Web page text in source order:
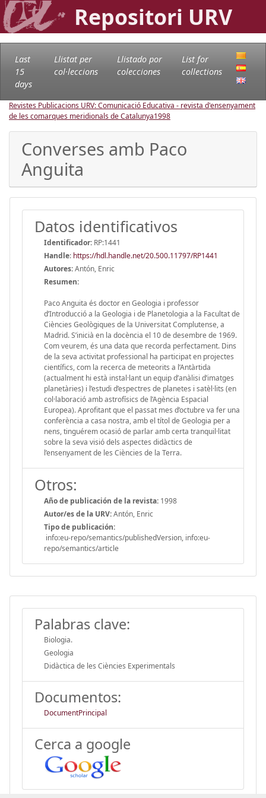
Repositori URV
Last
15
days
Llistat per
col·leccions
Llistado por
colecciones
List for
collections
Revistes Publicacions URV: Comunicació Educativa - revista d'ensenyament
de les comarques meridionals de Catalunya1998
Converses amb Paco
Anguita
Datos identificativos
Identificador: RP:1441
Handle: https://hdl.handle.net/20.500.11797/RP1441
Autores:Antón, Enric
Resumen:
Paco Anguita és doctor en Geologia i professor
d’Introducció a la Geologia i de Planetologia a la Facultat de
Ciències Geològiques de la Universitat Complutense, a
Madrid. S’inicià en la docència el 10 de desembre de 1969.
Com veurem, és una data que recorda perfectament. Dins
de la seva activitat professional ha participat en projectes
científics, com la recerca de meteorits a l’Antàrtida
(actualment hi està instal·lant un equip d’anàlisi d’imatges
planetàries) i l’estudi d’espectres de planetes i satèl·lits (en
col·laboració amb astrofísics de l’Agència Espacial
Europea). Aprofitant que el passat mes d’octubre va fer una
conferència a casa nostra, amb el títol de Geologia per a
nens, tinguérem ocasió de parlar amb certa tranquil·litat
sobre la seva visió dels aspectes didàctics de
l’ensenyament de les Ciències de la Terra.
Otros:
Año de publicación de la revista: 1998
Autor/es de la URV:Antón, Enric
Tipo de publicación:
info:eu-repo/semantics/publishedVersion, info:eu-
repo/semantics/article
Palabras clave:
Biologia.
Geologia
Didàctica de les Ciències Experimentals
Documentos:
DocumentPrincipal
Cerca a google